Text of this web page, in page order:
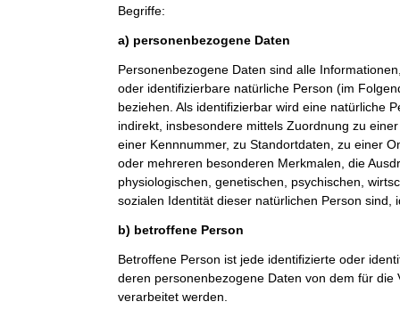
Begriffe:
a) personenbezogene Daten
Personenbezogene Daten sind alle
oder identifizierbare natürliche Person (im
beziehen. Als identifizierbar wird eine natürliche
indirekt, insbesondere mittels Zuordnung zu
einer Kennnummer, zu Standortdaten, zu einer
oder mehreren besonderen Merkmalen, die
physiologischen, genetischen, psychischen,
sozialen Identität dieser natürlichen Person sind,
b) betroffene Person
Betroffene Person ist jede identifizierte oder
deren personenbezogene Daten von dem für die
verarbeitet werden.